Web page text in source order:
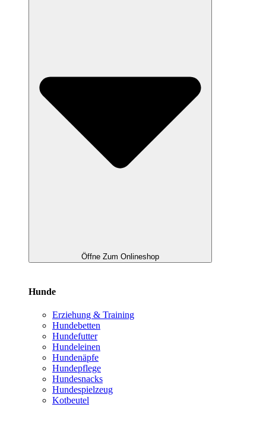
Öffne Zum Onlineshop
Hunde
Erziehung & Training
Hundebetten
Hundefutter
Hundeleinen
Hundenäpfe
Hundepflege
Hundesnacks
Hundespielzeug
Kotbeutel